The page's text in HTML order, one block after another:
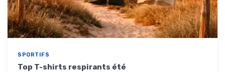
SPORTIFS
Top T-shirts respirants été